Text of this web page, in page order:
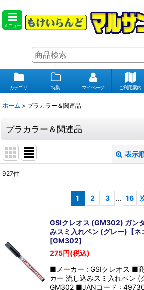
メニュー
カテゴリ 特集 マイページ ご利用案内
ホーム > プラカラー＆関連品
プラカラー＆関連品
表示
927件
1 2 3 ... 16
GSIクレオス (GM302) ガン
みスミ入れペン (グレー)【ネ
[GM302]
275円(税込)
■メーカー : GSIクレオス ■
カー 流し込みスミ入れペン
GM302 ■JANコード :